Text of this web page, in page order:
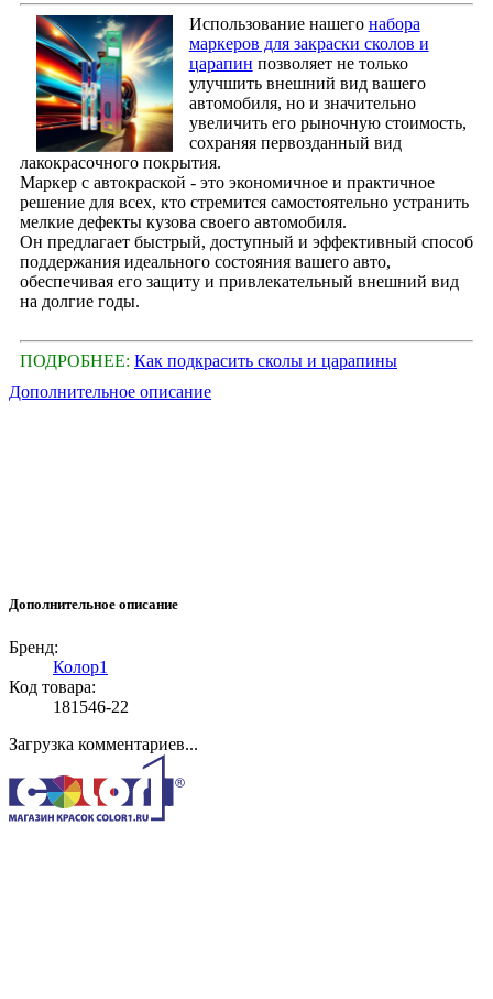
Использование нашего набора
маркеров для закраски сколов и
царапин позволяет не только
улучшить внешний вид вашего
автомобиля, но и значительно
увеличить его рыночную стоимость,
сохраняя первозданный вид
лакокрасочного покрытия.
Маркер с автокраской - это экономичное и практичное
решение для всех, кто стремится самостоятельно устранить
мелкие дефекты кузова своего автомобиля.
Он предлагает быстрый, доступный и эффективный способ
поддержания идеального состояния вашего авто,
обеспечивая его защиту и привлекательный внешний вид
на долгие годы.
ПОДРОБНЕЕ: Как подкрасить сколы и царапины
Дополнительное описание
Дополнительное описание
Бренд:
Колор1
Код товара:
181546-22
Загрузка комментариев...